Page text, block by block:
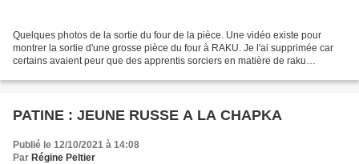
Quelques photos de la sortie du four de la pièce. Une vidéo existe pour
montrer la sortie d'une grosse pièce du four à RAKU. Je l'ai supprimée car
certains avaient peur que des apprentis sorciers en matière de raku
PATINE : JEUNE RUSSE A LA CHAPKA
Publié le 12/10/2021 à 14:08
Par Régine Peltier